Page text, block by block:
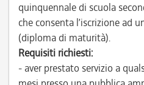
quinquennale di scuola
che consenta l’iscrizione ad
(diploma di maturità).
Requisiti richiesti:
- aver prestato servizio a